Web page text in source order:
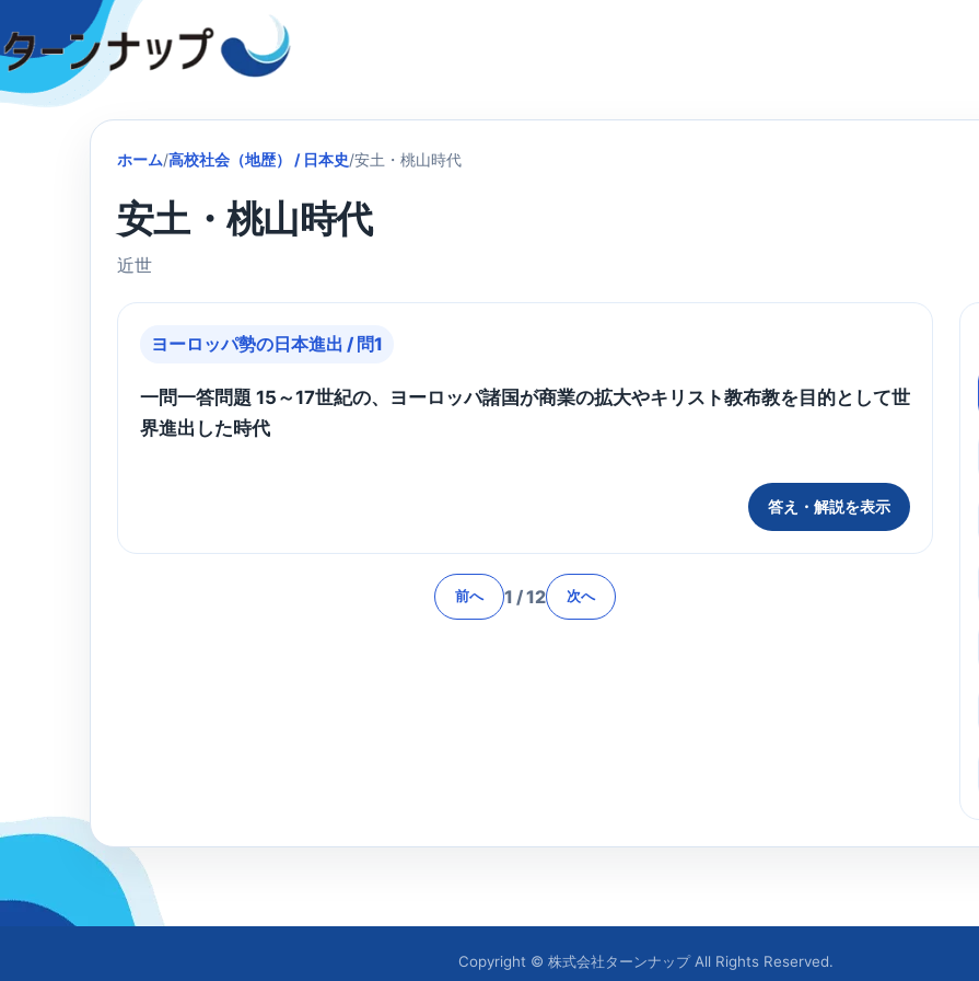
to
content
ホーム/高校社会（地歴） / 日本史/安土・桃山時代
安土・桃山時代
近世
ヨーロッパ勢の日本進出 / 問1
一問一答問題 15～17世紀の、ヨーロッパ諸国が商業の拡大やキリスト教布教を目的として世
界進出した時代
答え・解説を表示
前へ 1 /12 次へ
Copyright © 株式会社ターンナップ All Rights Reserved.